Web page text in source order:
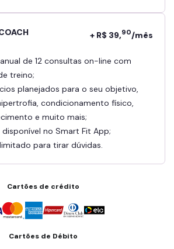
+ R$ 39,90/mês
anual de 12 consultas on-line com
treino;
planejados para o seu objetivo,
condicionamento físico,
e muito mais;
disponível no Smart Fit App;
para tirar dúvidas.
Cartões de crédito
Cartões de Débito